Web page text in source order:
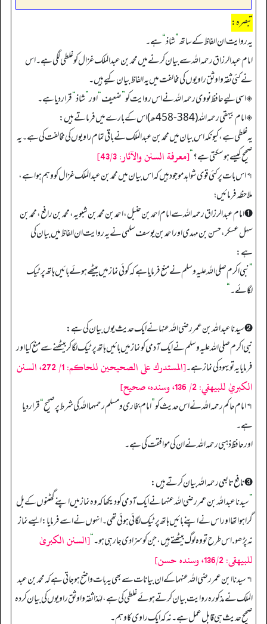
تبصرہ:
یہ روایت ان الفاظ کے ساتھ”شاذ“ہے۔
امام عبدالرزاق رحمہ اللہ سے بیان کرنے میں محمد بن عبدالملک غزال کو غلطی لگی ہے۔ اس
نے کئی ثقہ و اوثق راویوں کی مخالفت میں یہ الفاظ بیان کیے ہیں۔
◈ اسی لیے حافظ نووی رحمہ اللہ نے اس روایت کو”ضعیف“اور”شاذ“قرار دیا ہے۔
◈ امام بیہقی رحمہ اللہ (384-458 ھ) اس کے بارے میں فرماتے ہیں:
یہ غلطی ہے، کیونکہ اس بیان میں محمد بن عبدالملک نے باقی تمام راویوں کی مخالفت کی ہے۔ یہ
صحیح کیسے ہو سکتی ہے؟“[معرفة السنن والآثار: 43/3]
↰ اس بات پر کئی قوی شواہد موجود ہیں کہ اس بیان میں محمد بن عبدالملک غزال کو وہم ہوا ہے،
ملاحظہ فرمائیں؛
➊ امام عبدالرزاق رحمہ اللہ سے امام احمد بن حنبل، احمد بن محمد بن شبویہ، محمد بن رافع، محمد بن
سہل عسکر، حسن بن مہدی اور احمد بن یوسف سلمی نے یہ روایت ان الفاظ میں بیان کی
ہے:
”نبی اکرم صلی اللہ علیہ وسلم نے منع فرمایا ہے کہ کوئی نماز میں بیٹھے ہوئے بائیں ہاتھ پر ٹیک
لگائے۔“
➋ سیدنا عبداللہ بن عمر رضی اللہ عنہا نے ایک حدیث یوں بیان کی ہے:
نبی اکرم صلی اللہ علیہ وسلم نے ایک آدمی کو نماز میں بائیں ہاتھ پر ٹیک لگا کر بیٹھنے سے منع کیا اور
فرمایا یہ تو یہود کی نماز ہے۔
[المستدرك على الصحيحين للحاكم: 1/ 272، السنن
الكبريٰ للبيهقي: 2/ 136، وسنده، صحيح]
↰ امام حاکم رحمہ اللہ نے اس حدیث کو”امام بخاری و مسلم رحمہما اللہ کی شرط پر صحیح“قرار دیا
ہے۔
اور حافظ ذہبی رحمہ اللہ نے ان کی موافقت کی ہے۔
➌ نافع تابعی رحمہ اللہ بیان کرتے ہیں:
”سیدنا عبداللہ بن عمر رضی اللہ عنہما نے ایک آدمی کو دیکھا کہ وہ نماز میں اپنے گھٹنوں کے بل
گرا ہوا تھا اور اس نے اپنے بائیں ہاتھ پر ٹیک لگائی ہوئی تھی۔ انہوں نے اسے فرمایا: ایسے نماز
نہ پڑھو. اس طرح تو وہ لوگ بیٹھتے ہیں، جن کو سزا دی جا رہی ہو۔“[السنن الکبریٰ
للبیھقی: 136/2، وسندہ حسن]
↰ سیدنا ابن عمر رضی اللہ عنہما کے ان بیانات سے بھی یہ بات واضح ہو جاتی ہے کہ محمد بن عبد
الملک نے مذکورہ روایت بیان کرتے ہوئے غلطی کی ہے، لہٰذا ثقہ و اوثق راویوں کی بیان کردہ
صحیح حدیث ہی قابل عمل ہے۔ نہ کہ ایک راوی کا وہم۔